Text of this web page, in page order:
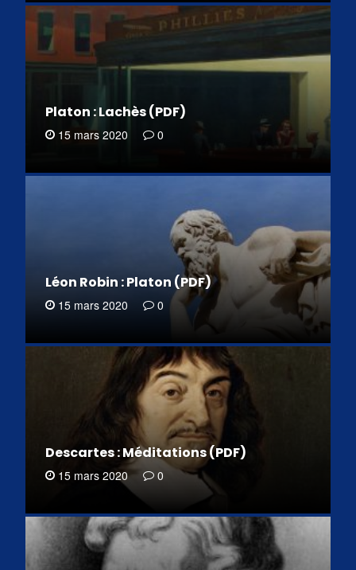
Platon : Lachès (PDF)
15 mars 2020 0
Léon Robin : Platon (PDF)
15 mars 2020 0
Descartes : Méditations (PDF)
15 mars 2020 0